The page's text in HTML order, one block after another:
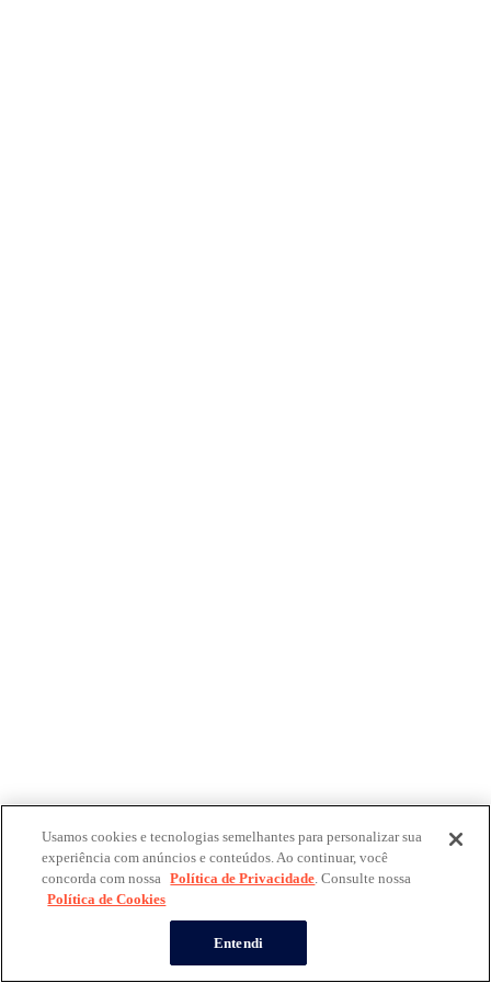
Usamos cookies e tecnologias semelhantes para personalizar sua
experiência com anúncios e conteúdos. Ao continuar, você
concorda com nossa Política de Privacidade. Consulte nossa
Política de Cookies
Entendi